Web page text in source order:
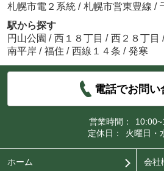
札幌市電２系統 / 札幌市営東豊線 /
駅から探す
円山公園 / 西１８丁目 / 西２８丁目 /
南平岸 / 福住 / 西線１４条 / 発寒
電話でお問い
営業時間：
定休日：
火曜日・
ホーム 会社